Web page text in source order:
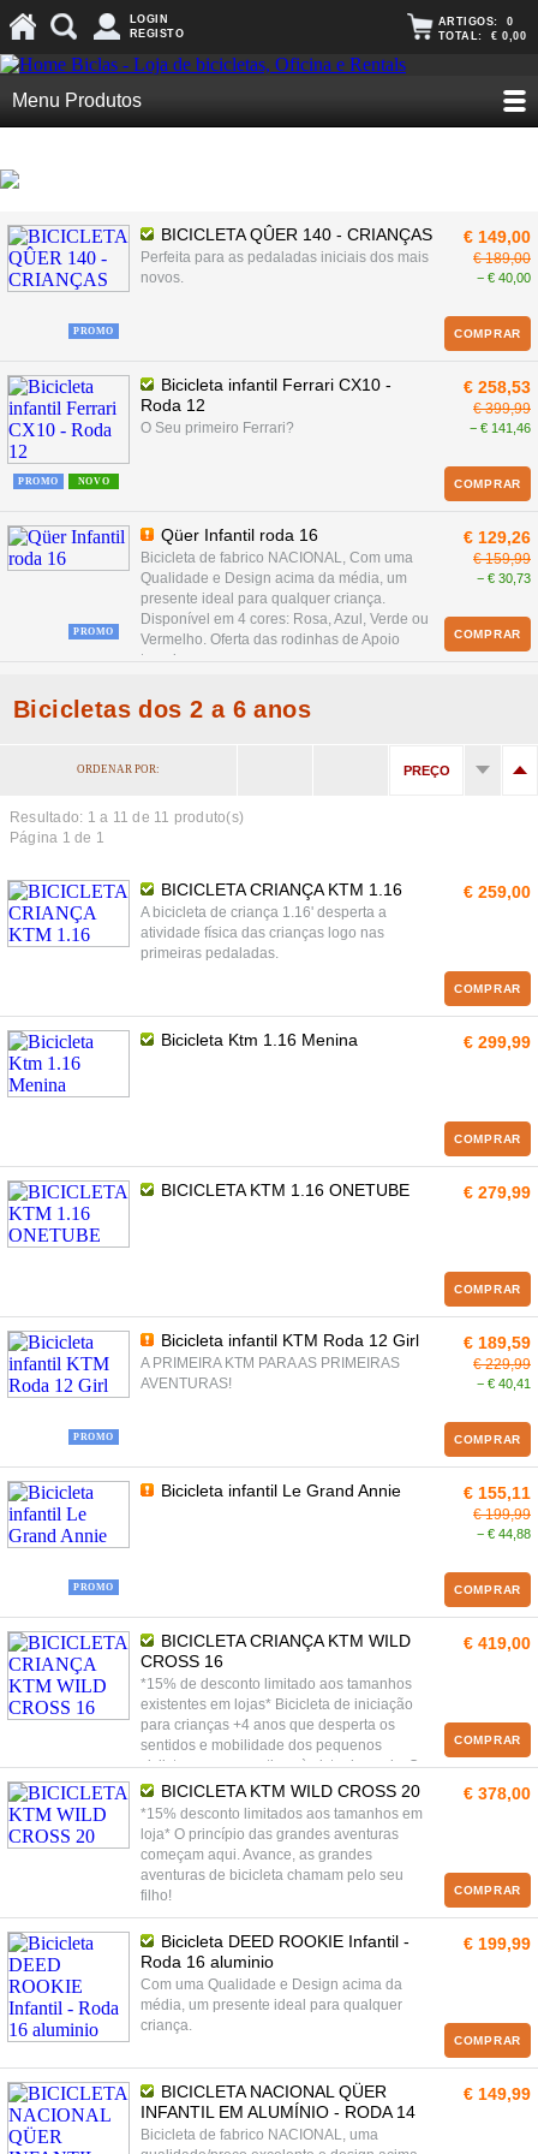
LOGIN
REGISTO
ARTIGOS: 0
TOTAL: € 0,00
Menu Produtos
PROMO
BICICLETA QÛER 140 - CRIANÇAS
Perfeita para as pedaladas iniciais dos mais
novos.
€ 149,00
€ 189,00
− € 40,00
COMPRAR
NOVO
PROMO
Bicicleta infantil Ferrari CX10 -
Roda 12
O Seu primeiro Ferrari?
€ 258,53
€ 399,99
− € 141,46
COMPRAR
PROMO
Qüer Infantil roda 16
Bicicleta de fabrico NACIONAL, Com uma
Qualidade e Design acima da média, um
presente ideal para qualquer criança.
Disponível em 4 cores: Rosa, Azul, Verde ou
Vermelho. Oferta das rodinhas de Apoio
traseiras.
€ 129,26
€ 159,99
− € 30,73
COMPRAR
Bicicletas dos 2 a 6 anos
ORDENAR POR: PREÇO
Resultado: 1 a 11 de 11 produto(s)
Página 1 de 1
BICICLETA CRIANÇA KTM 1.16
A bicicleta de criança 1.16' desperta a
atividade física das crianças logo nas
primeiras pedaladas.
€ 259,00
COMPRAR
Bicicleta Ktm 1.16 Menina € 299,99
COMPRAR
BICICLETA KTM 1.16 ONETUBE € 279,99
COMPRAR
PROMO
Bicicleta infantil KTM Roda 12 Girl
A PRIMEIRA KTM PARA AS PRIMEIRAS
AVENTURAS!
€ 189,59
€ 229,99
− € 40,41
COMPRAR
PROMO
Bicicleta infantil Le Grand Annie € 155,11
€ 199,99
− € 44,88
COMPRAR
BICICLETA CRIANÇA KTM WILD
CROSS 16
*15% de desconto limitado aos tamanhos
existentes em lojas* Bicicleta de iniciação
para crianças +4 anos que desperta os
sentidos e mobilidade dos pequenos
ciclistas com os motivos à vista dos pais: O
quadro em alumínio superleve revela um
design apurado com geometria ergonómica
adaptada à fisionomia e mobilidade natural
das crianças.
€ 419,00
COMPRAR
BICICLETA KTM WILD CROSS 20
*15% desconto limitados aos tamanhos em
loja* O princípio das grandes aventuras
começam aqui. Avance, as grandes
aventuras de bicicleta chamam pelo seu
filho!
€ 378,00
COMPRAR
Bicicleta DEED ROOKIE Infantil -
Roda 16 aluminio
Com uma Qualidade e Design acima da
média, um presente ideal para qualquer
criança.
€ 199,99
COMPRAR
BICICLETA NACIONAL QÜER
INFANTIL EM ALUMÍNIO - RODA 14
Bicicleta de fabrico NACIONAL, uma
€ 149,99